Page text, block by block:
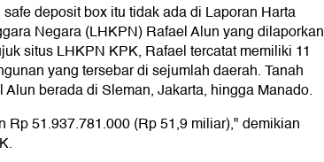
deposit box itu tidak ada di Laporan Harta
Negara (LHKPN) Rafael Alun yang dilaporkan
situs LHKPN KPK, Rafael tercatat memiliki 11
yang tersebar di sejumlah daerah. Tanah
berada di Sleman, Jakarta, hingga Manado.
Rp 51.937.781.000 (Rp 51,9 miliar)," demikian